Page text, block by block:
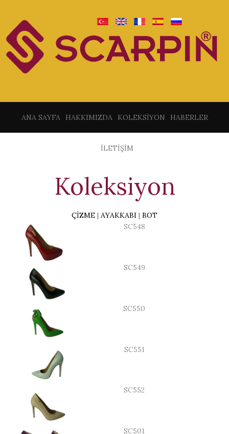
ANA SAYFA HAKKIMIZDA KOLEKSİYON HABERLER
İLETİŞİM
Koleksiyon
ÇİZME | AYAKKABI | BOT
SC548
SC549
SC550
SC551
SC552
SC501